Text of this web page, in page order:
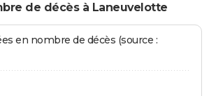
de décès à Laneuvelotte
en nombre de décès (source :